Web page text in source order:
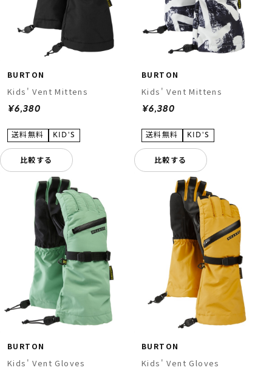
BURTON
Kids' Vent Mittens
¥6,380
比較する
BURTON
Kids' Vent Mittens
¥6,380
比較する
BURTON
Kids' Vent Gloves
BURTON
Kids' Vent Gloves